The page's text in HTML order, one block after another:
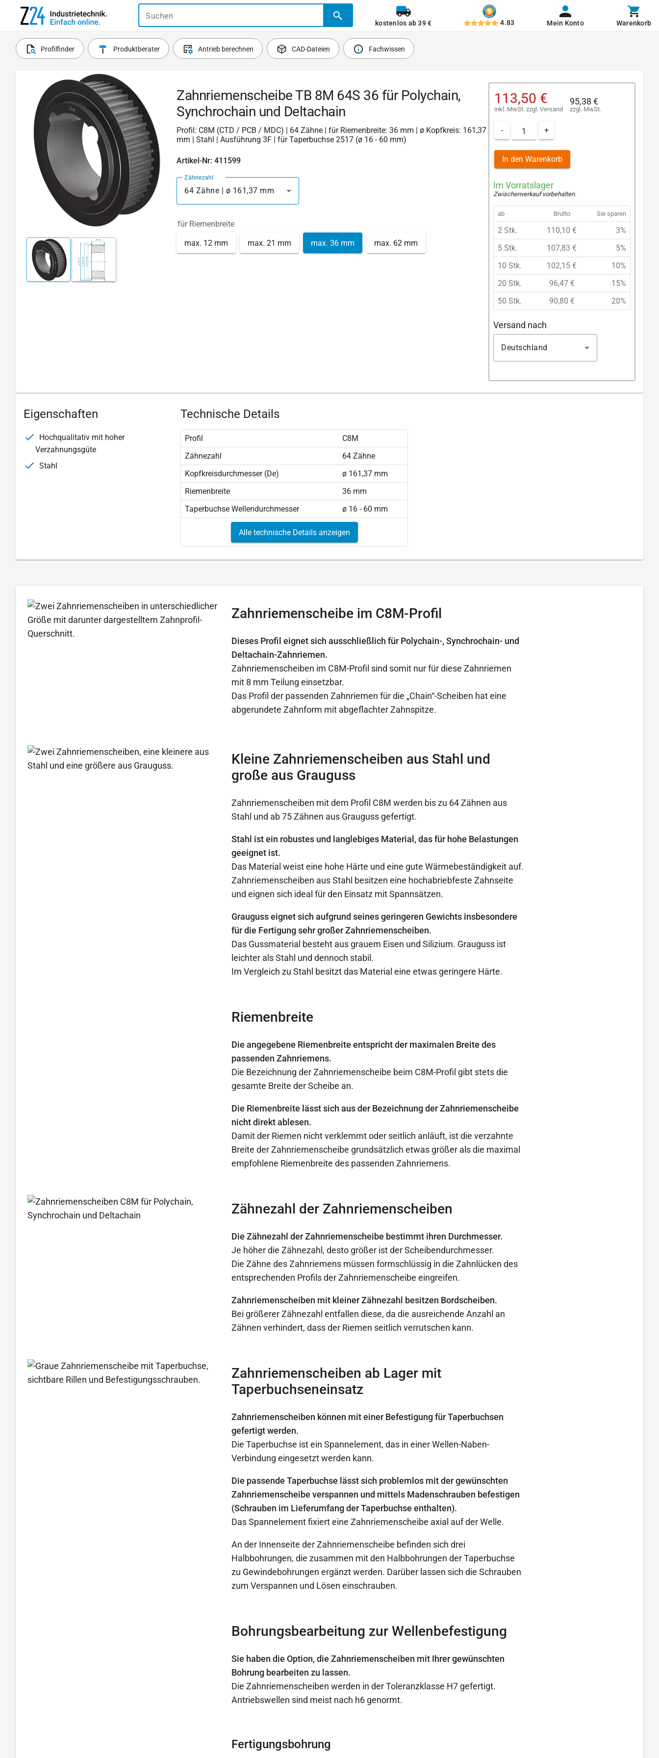
Suchen
kostenlos ab 39 € 4.83 Mein Konto Warenkorb
Profilfinder Produktberater Antrieb berechnen CAD-Dateien Fachwissen
Zahnriemenscheibe TB 8M 64S 36 für Polychain,
Synchrochain und Deltachain
Profil: C8M (CTD / PCB / MDC) | 64 Zähne | für Riemenbreite: 36 mm | ø Kopfkreis: 161,37
mm | Stahl | Ausführung 3F | für Taperbuchse 2517 (ø 16 - 60 mm)
Artikel-Nr: 411599
Zähnezahl
64 Zähne | ø 161,37 mm
für Riemenbreite
max. 12 mm max. 21 mm max. 36 mm max. 62 mm
113,50 €
inkl. MwSt. zzgl. Versand
95,38 €
zzgl. MwSt.
- +
In den Warenkorb
Im Vorratslager
Zwischenverkauf vorbehalten.
ab Brutto Sie sparen
2 Stk. 110,10 €
3%
5 Stk.
107,83 €
5%
10 Stk.
102,15 €
10%
20 Stk.
96,47 €
15%
50 Stk.
90,80 € 20%
Versand nach
Deutschland
Eigenschaften
Hochqualitativ mit hoher
Verzahnungsgüte
Stahl
Technische Details
Profil
C8M
Zähnezahl
64 Zähne
Kopfkreisdurchmesser (De)
ø 161,37 mm
Riemenbreite
36 mm
Taperbuchse Wellendurchmesser
ø 16 - 60 mm
Alle technische Details anzeigen
Zahnriemenscheibe im C8M-Profil
Dieses Profil eignet sich ausschließlich für Polychain-, Synchrochain- und
Deltachain-Zahnriemen.
Zahnriemenscheiben im C8M-Profil sind somit nur für diese Zahnriemen
mit 8 mm Teilung einsetzbar.
Das Profil der passenden Zahnriemen für die „Chain“-Scheiben hat eine
abgerundete Zahnform mit abgeflachter Zahnspitze.
Kleine Zahnriemenscheiben aus Stahl und
große aus Grauguss
Zahnriemenscheiben mit dem Profil C8M werden bis zu 64 Zähnen aus
Stahl und ab 75 Zähnen aus Grauguss gefertigt.
Stahl ist ein robustes und langlebiges Material, das für hohe Belastungen
geeignet ist.
Das Material weist eine hohe Härte und eine gute Wärmebeständigkeit auf.
Zahnriemenscheiben aus Stahl besitzen eine hochabriebfeste Zahnseite
und eignen sich ideal für den Einsatz mit Spannsätzen.
Grauguss eignet sich aufgrund seines geringeren Gewichts insbesondere
für die Fertigung sehr großer Zahnriemenscheiben.
Das Gussmaterial besteht aus grauem Eisen und Silizium. Grauguss ist
leichter als Stahl und dennoch stabil.
Im Vergleich zu Stahl besitzt das Material eine etwas geringere Härte.
Riemenbreite
Die angegebene Riemenbreite entspricht der maximalen Breite des
passenden Zahnriemens.
Die Bezeichnung der Zahnriemenscheibe beim C8M-Profil gibt stets die
gesamte Breite der Scheibe an.
Die Riemenbreite lässt sich aus der Bezeichnung der Zahnriemenscheibe
nicht direkt ablesen.
Damit der Riemen nicht verklemmt oder seitlich anläuft, ist die verzahnte
Breite der Zahnriemenscheibe grundsätzlich etwas größer als die maximal
empfohlene Riemenbreite des passenden Zahnriemens.
Zähnezahl der Zahnriemenscheiben
Die Zähnezahl der Zahnriemenscheibe bestimmt ihren Durchmesser.
Je höher die Zähnezahl, desto größer ist der Scheibendurchmesser.
Die Zähne des Zahnriemens müssen formschlüssig in die Zahnlücken des
entsprechenden Profils der Zahnriemenscheibe eingreifen.
Zahnriemenscheiben mit kleiner Zähnezahl besitzen Bordscheiben.
Bei größerer Zähnezahl entfallen diese, da die ausreichende Anzahl an
Zähnen verhindert, dass der Riemen seitlich verrutschen kann.
Zahnriemenscheiben ab Lager mit
Taperbuchseneinsatz
Zahnriemenscheiben können mit einer Befestigung für Taperbuchsen
gefertigt werden.
Die Taperbuchse ist ein Spannelement, das in einer Wellen-Naben-
Verbindung eingesetzt werden kann.
Die passende Taperbuchse lässt sich problemlos mit der gewünschten
Zahnriemenscheibe verspannen und mittels Madenschrauben befestigen
(Schrauben im Lieferumfang der Taperbuchse enthalten).
Das Spannelement fixiert eine Zahnriemenscheibe axial auf der Welle.
An der Innenseite der Zahnriemenscheibe befinden sich drei
Halbbohrungen, die zusammen mit den Halbbohrungen der Taperbuchse
zu Gewindebohrungen ergänzt werden. Darüber lassen sich die Schrauben
zum Verspannen und Lösen einschrauben.
Bohrungsbearbeitung zur Wellenbefestigung
Sie haben die Option, die Zahnriemenscheiben mit Ihrer gewünschten
Bohrung bearbeiten zu lassen.
Die Zahnriemenscheiben werden in der Toleranzklasse H7 gefertigt.
Antriebswellen sind meist nach h6 genormt.
Fertigungsbohrung